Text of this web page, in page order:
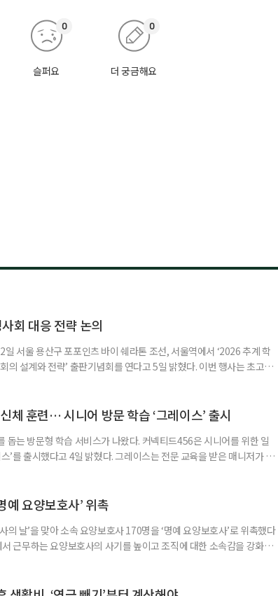
슬퍼요
0
더 궁금해요
0
회 대응 전략 논의
서울 용산구 포포인츠 바이 쉐라톤 조선, 서울역에서 ‘2026 추계 학
의 설계와 전략’ 출판기념회를 연다고 5일 밝혔다. 이번 행사는 초고령
공동저자들이 돌봄과 금융, 헬스케어, 여가, 식품, 디지털 기술 등
체 훈련… 시니어 방문 학습 ‘그레이스’ 출시
돕는 방문형 학습 서비스가 나왔다. 커넥티드456은 시니어를 위한 일
’를 출시했다고 4일 밝혔다. 그레이스는 전문 교육을 받은 매니저가 주
문제는 기억력과 주의집중력, 언어능력, 시공간 능력, 계산 능
예 요양보호사’ 위촉
의 날’을 맞아 소속 요양보호사 170명을 ‘명예 요양보호사’로 위촉했다
근무하는 요양보호사의 사기를 높이고 조직에 대한 소속감을 강화하
과 감사 편지를 전달했다. 우수 요양보호사들이 현장에서 쌓은 돌봄